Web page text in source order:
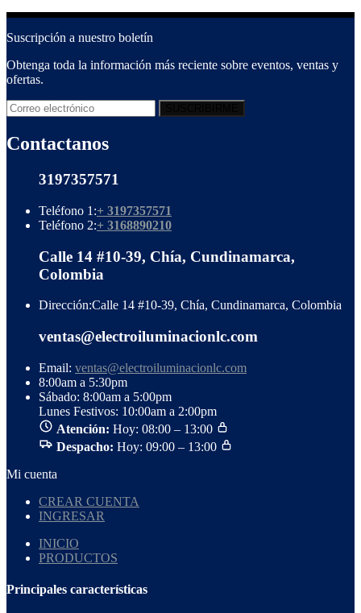
Suscripción a nuestro boletín
Obtenga toda la información más reciente sobre eventos, ventas y
ofertas.
Contactanos
3197357571
Teléfono 1:+ 3197357571
Teléfono 2:+ 3168890210
Calle 14 #10-39, Chía, Cundinamarca,
Colombia
Dirección:Calle 14 #10-39, Chía, Cundinamarca, Colombia
ventas@electroiluminacionlc.com
Email: ventas@electroiluminacionlc.com
8:00am a 5:30pm
Sábado: 8:00am a 5:00pm
Lunes Festivos: 10:00am a 2:00pm
Atención: Hoy: 08:00 – 13:00
Despacho: Hoy: 09:00 – 13:00
Mi cuenta
CREAR CUENTA
INGRESAR
INICIO
PRODUCTOS
Principales características